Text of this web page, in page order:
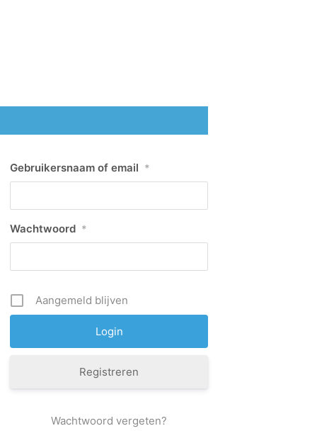
Gebruikersnaam of email *
Wachtwoord *
Aangemeld blijven
Registreren
Wachtwoord vergeten?